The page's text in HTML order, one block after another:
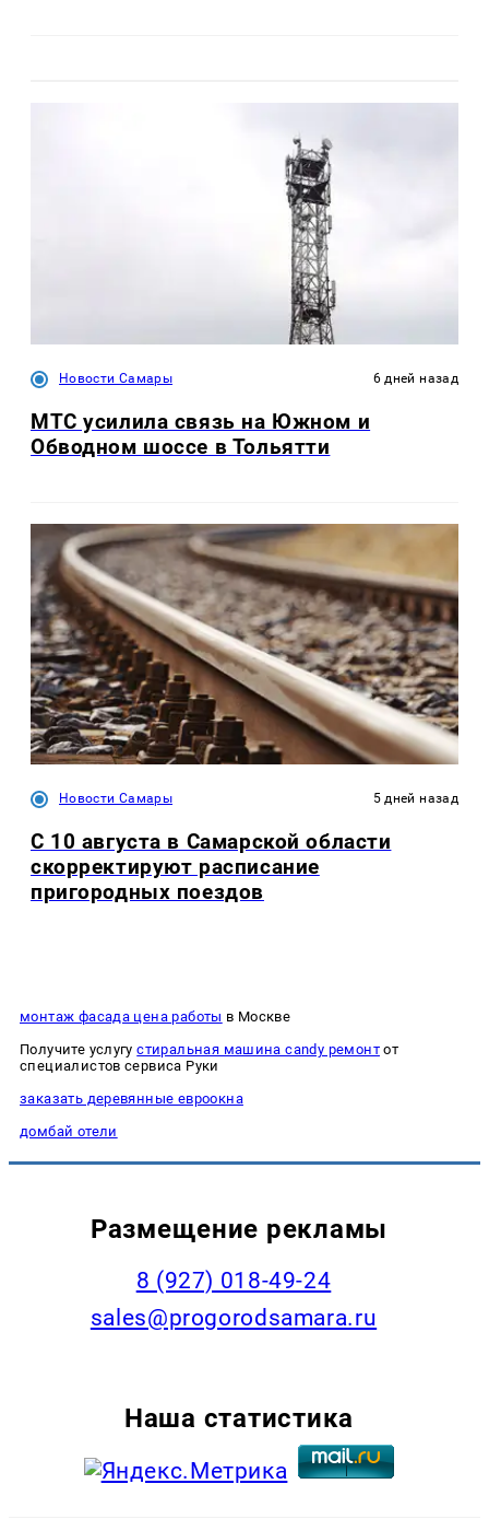
Новости Самары 6 дней назад
МТС усилила связь на Южном и
Обводном шоссе в Тольятти
Новости Самары 5 дней назад
С 10 августа в Самарской области
скорректируют расписание
пригородных поездов
монтаж фасада цена работы в Москве
Получите услугустиральная машина candy ремонтот
специалистов сервиса Руки
заказать деревянные евроокна
домбай отели
Размещение рекламы
8 (927) 018-49-24
sales@progorodsamara.ru
Наша статистика